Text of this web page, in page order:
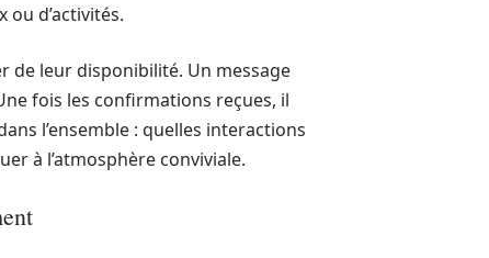
d’activités.
de leur disponibilité. Un message
fois les confirmations reçues, il
l’ensemble : quelles interactions
à l’atmosphère conviviale.